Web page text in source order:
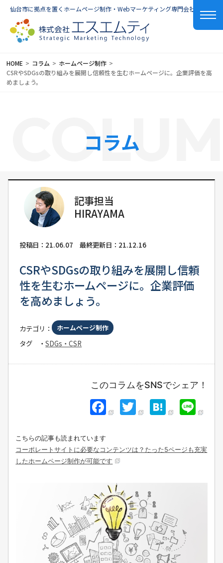
仙台市に拠点を置くホームページ制作・Webマーケティング専門会社
HOME コラム
ホームページ制作
CSRやSDGsの取り組みを展開し信頼性を生むホームページに。企業評価を高
めましょう。
コラム
記事担当
投稿日：21.06.07 最終更新日：21.12.16
CSRやSDGsの取り組みを展開し信頼
性を生むホームページに。企業評価
を高めましょう。
カテゴリ： ホームページ制作
タグ ・SDGs・CSR
このコラムをSNSでシェア！
F
e
b
o
o
k
T
er
H
n
Li
こちらの記事も読まれています
コーポレートサイトに必要なコンテンツは？たった5ページも充実
したホームページ制作が可能です